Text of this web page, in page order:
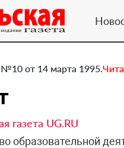
№10 от 14 марта 1995.
газета UG.RU
образовательной